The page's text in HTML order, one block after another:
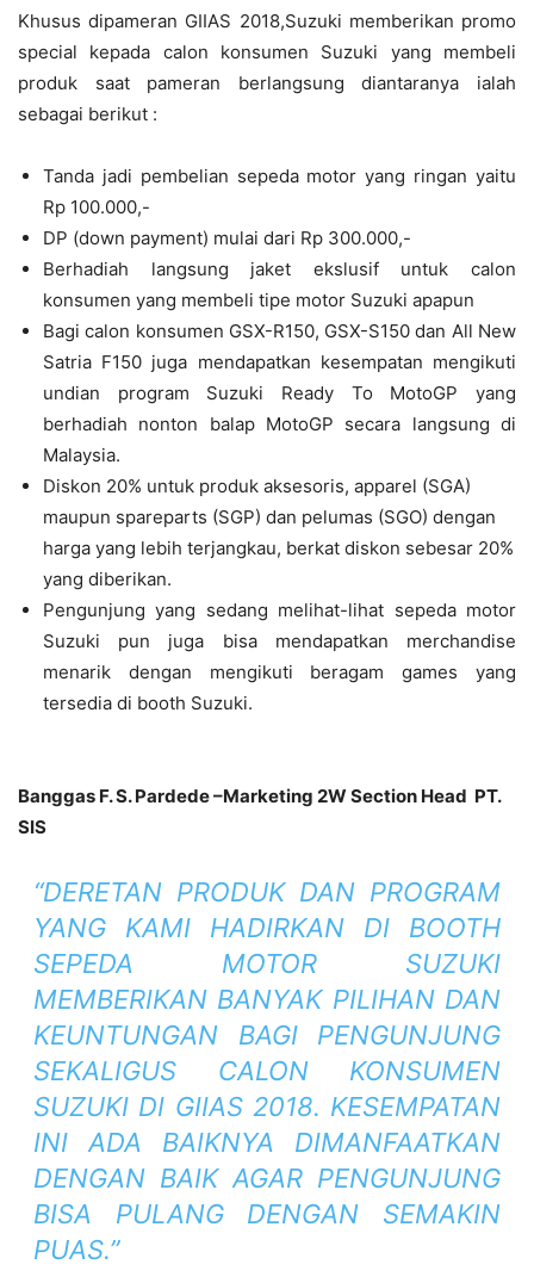
Khusus dipameran GIIAS 2018,Suzuki memberikan promo
special kepada calon konsumen Suzuki yang membeli
produk saat pameran berlangsung diantaranya ialah
sebagai berikut :
Tanda jadi pembelian sepeda motor yang ringan yaitu
Rp 100.000,-
DP (down payment) mulai dari Rp 300.000,-
Berhadiah langsung jaket ekslusif untuk calon
konsumen yang membeli tipe motor Suzuki apapun
Bagi calon konsumen GSX-R150, GSX-S150 dan All New
Satria F150 juga mendapatkan kesempatan mengikuti
undian program Suzuki Ready To MotoGP yang
berhadiah nonton balap MotoGP secara langsung di
Malaysia.
Diskon 20% untuk produk aksesoris, apparel (SGA)
maupun spareparts (SGP) dan pelumas (SGO) dengan
harga yang lebih terjangkau, berkat diskon sebesar 20%
yang diberikan.
Pengunjung yang sedang melihat-lihat sepeda motor
Suzuki pun juga bisa mendapatkan merchandise
menarik dengan mengikuti beragam games yang
tersedia di booth Suzuki.
Banggas F. S. Pardede –Marketing 2W Section Head PT.
SIS
“DERETAN PRODUK DAN PROGRAM
YANG KAMI HADIRKAN DI BOOTH
SEPEDA MOTOR SUZUKI
MEMBERIKAN BANYAK PILIHAN DAN
KEUNTUNGAN BAGI PENGUNJUNG
SEKALIGUS CALON KONSUMEN
SUZUKI DI GIIAS 2018. KESEMPATAN
INI ADA BAIKNYA DIMANFAATKAN
DENGAN BAIK AGAR PENGUNJUNG
BISA PULANG DENGAN SEMAKIN
PUAS.”